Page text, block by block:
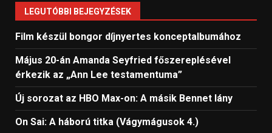
LEGUTÓBBI BEJEGYZÉSEK
Film készül bongor díjnyertes konceptalbumához
Május 20-án Amanda Seyfried főszereplésével
érkezik az „Ann Lee testamentuma”
Új sorozat az HBO Max-on: A másik Bennet lány
On Sai: A ​háború titka (Vágymágusok 4.)